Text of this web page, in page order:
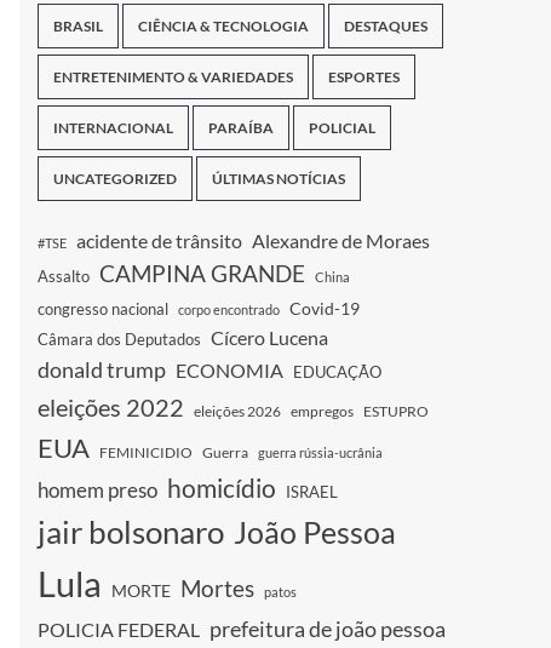
BRASIL CIÊNCIA & TECNOLOGIA DESTAQUES
ENTRETENIMENTO & VARIEDADES ESPORTES
INTERNACIONAL PARAÍBA POLICIAL
UNCATEGORIZED ÚLTIMAS NOTÍCIAS
#TSE acidente de trânsito Alexandre de Moraes
Assalto CAMPINA GRANDE China
congresso nacional corpo encontrado Covid-19
Câmara dos Deputados Cícero Lucena
donald trump ECONOMIA EDUCAÇÃO
eleições 2022 eleições 2026 empregos ESTUPRO
EUA FEMINICIDIO Guerra guerra rússia-ucrânia
homem preso homicídio ISRAEL
jair bolsonaro João Pessoa
Lula MORTE Mortes patos
POLICIA FEDERAL prefeitura de joão pessoa